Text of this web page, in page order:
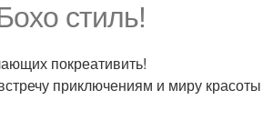
стиль!
покреативить!
приключениям и миру красоты